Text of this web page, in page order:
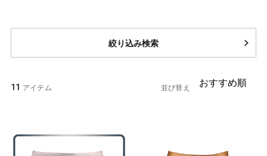
絞り込み検索
11 アイテム 並び替え